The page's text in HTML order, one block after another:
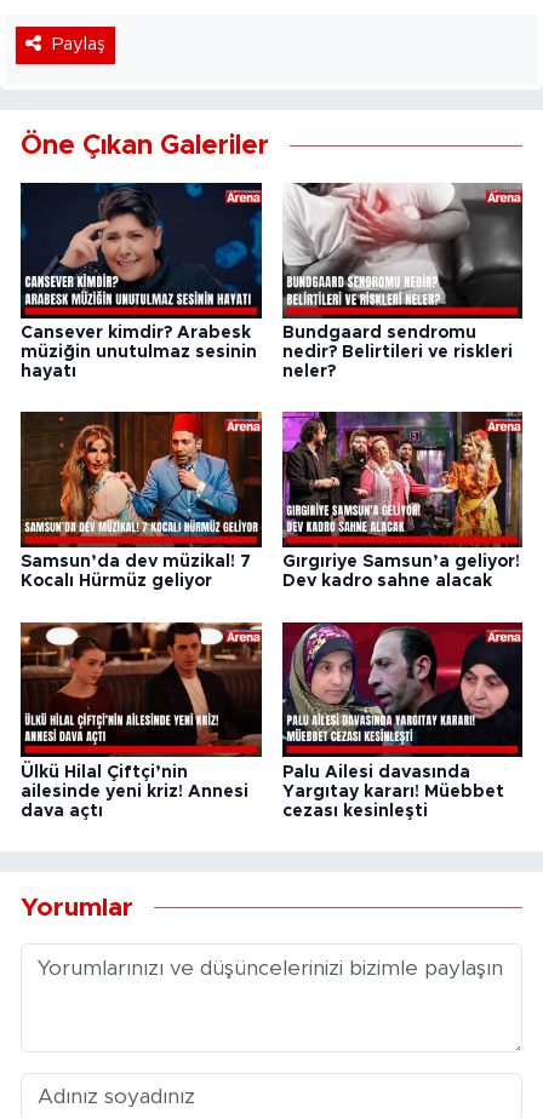
Paylaş
Öne Çıkan Galeriler
Cansever kimdir? Arabesk
müziğin unutulmaz sesinin
hayatı
Bundgaard sendromu
nedir? Belirtileri ve riskleri
neler?
Samsun’da dev müzikal! 7
Kocalı Hürmüz geliyor
Gırgıriye Samsun’a geliyor!
Dev kadro sahne alacak
Ülkü Hilal Çiftçi’nin
ailesinde yeni kriz! Annesi
dava açtı
Palu Ailesi davasında
Yargıtay kararı! Müebbet
cezası kesinleşti
Yorumlar